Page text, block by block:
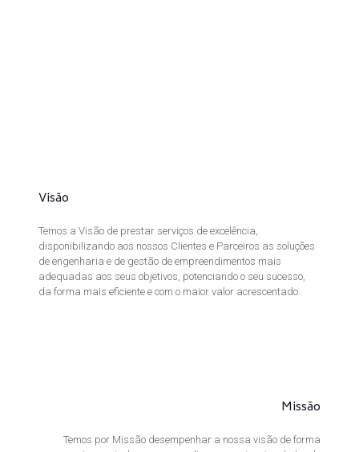
Visão
Temos a Visão de prestar serviços de excelência,
disponibilizando aos nossos Clientes e Parceiros as soluções
de engenharia e de gestão de empreendimentos mais
adequadas aos seus objetivos, potenciando o seu sucesso,
da forma mais eficiente e com o maior valor acrescentado.
Missão
Temos por Missão desempenhar a nossa visão de forma